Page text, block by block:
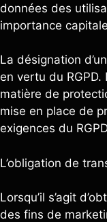
données des
importance
La désignation
en vertu du RGPD.
matière de
mise en place de
exigences du
L’obligation de
Lorsqu’il s’agit
des fins de